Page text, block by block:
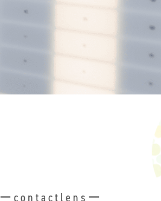
ーcontactlensー